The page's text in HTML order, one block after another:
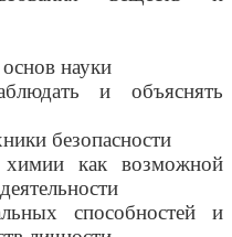
науки
и объяснять
безопасности
химии как возможной
способностей и